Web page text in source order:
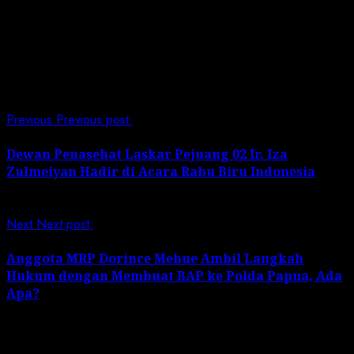
Previous Previous post:
Dewan Penasehat Laskar Pejuang 02 Ir. Iza
Zulmeiyan Hadir di Acara Rabu Biru Indonesia
Next Next post:
Anggota MRP Dorince Mehue Ambil Langkah
Hukum dengan Membuat BAP ke Polda Papua, Ada
Apa?